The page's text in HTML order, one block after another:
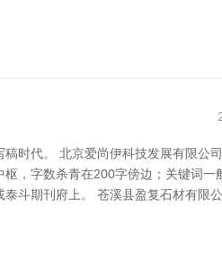
时代。 北京爱尚伊科技发展有限公
，字数杀青在200字傍边；关键词一
斗期刊府上。 苍溪县盈复石材有限公